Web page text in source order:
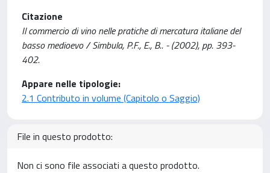
Citazione
Il commercio di vino nelle pratiche di mercatura italiane del
basso medioevo / Simbula, P.F., E., B.. - (2002), pp. 393-
402.
Appare nelle tipologie:
2.1 Contributo in volume (Capitolo o Saggio)
File in questo prodotto:
Non ci sono file associati a questo prodotto.